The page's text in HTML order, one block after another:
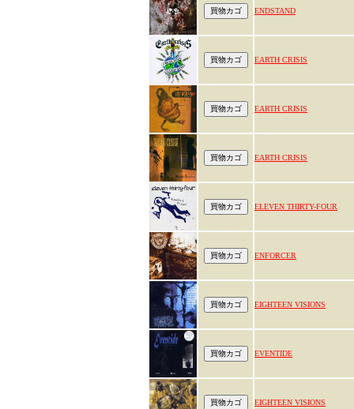
ENDSTAND
EARTH CRISIS
EARTH CRISIS
EARTH CRISIS
ELEVEN THIRTY-FOUR
ENFORCER
EIGHTEEN VISIONS
EVENTIDE
EIGHTEEN VISIONS